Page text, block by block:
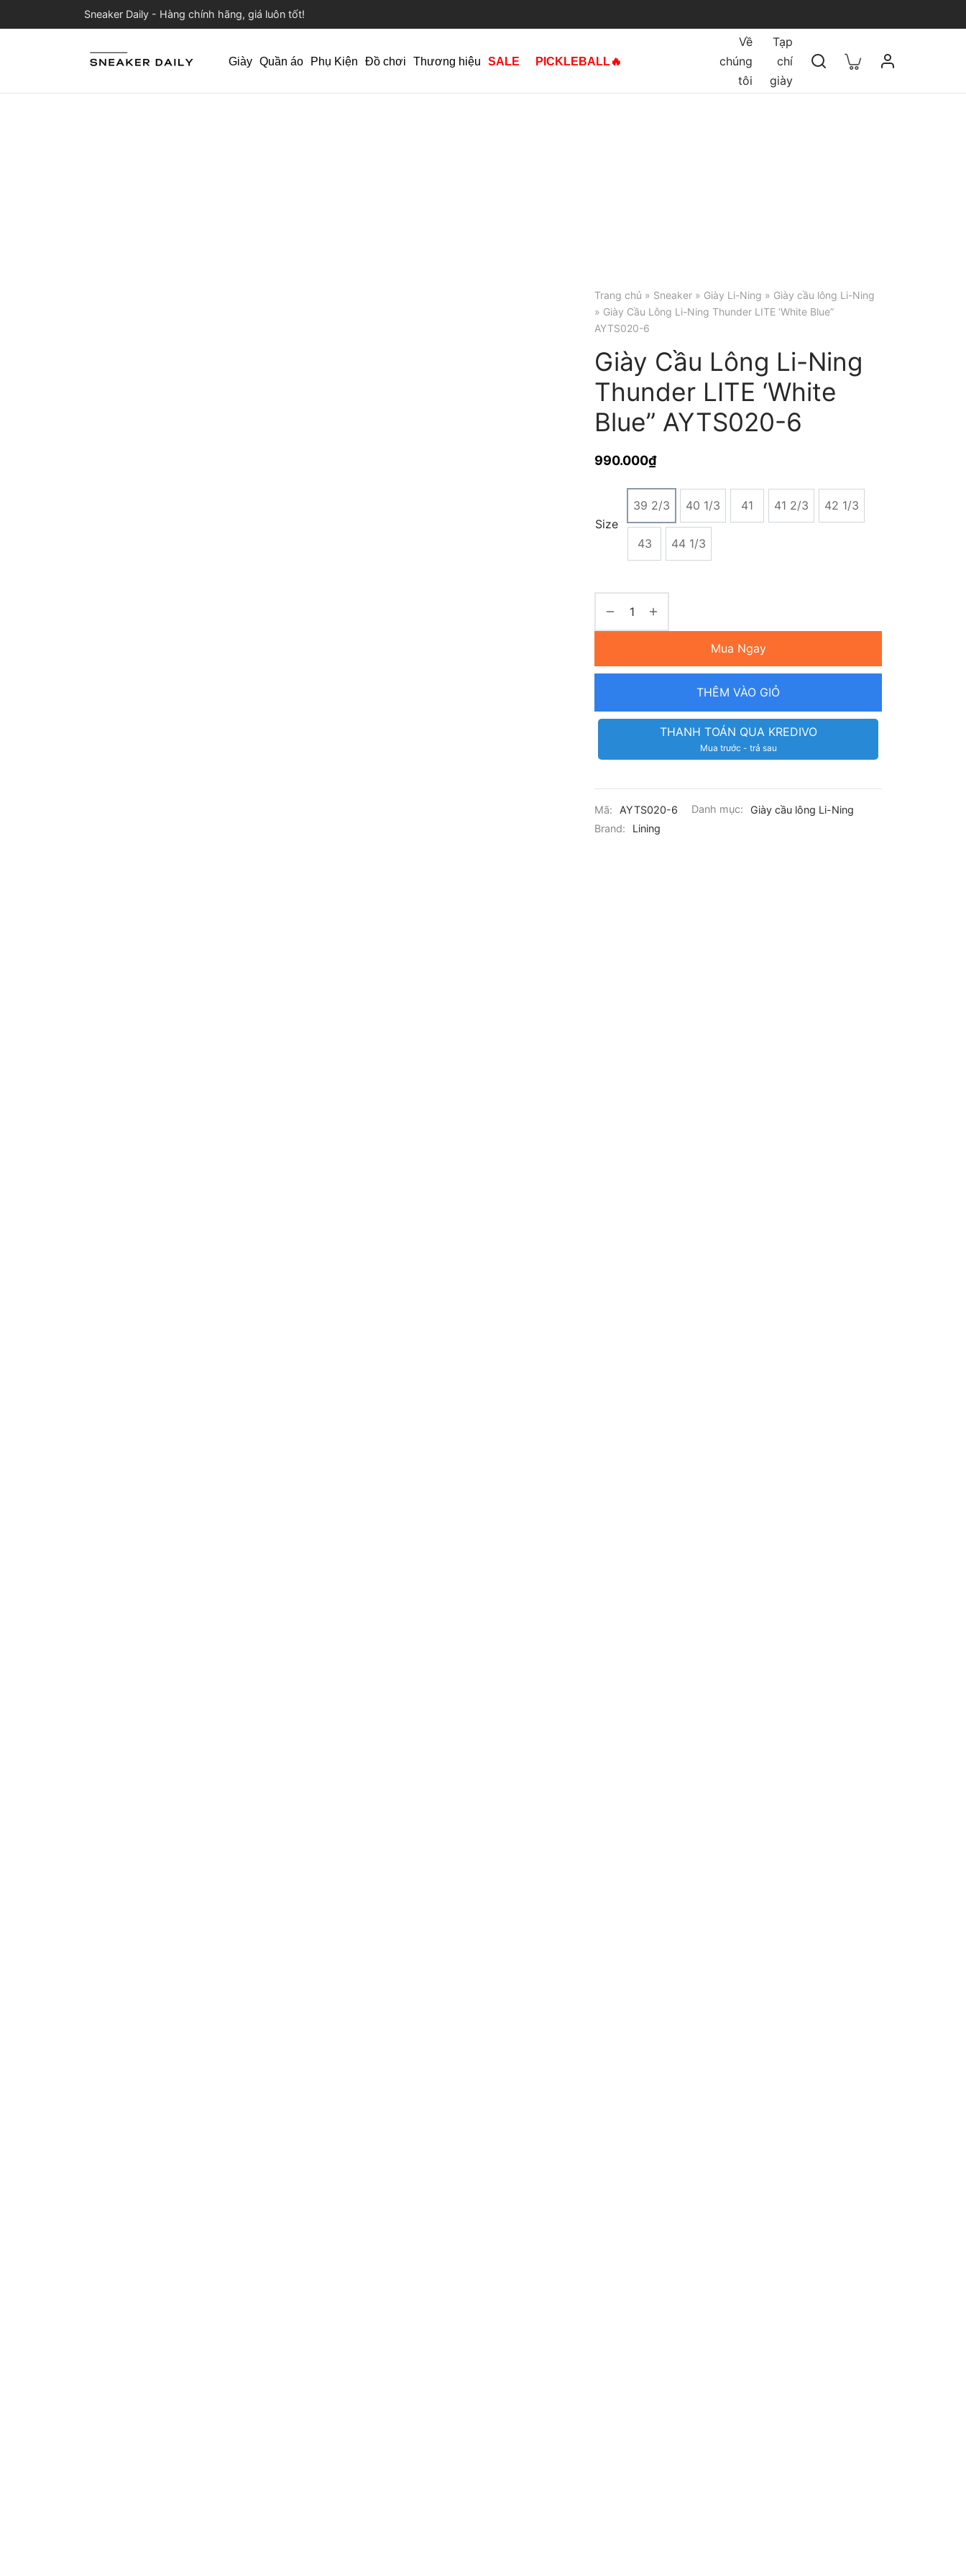
Sneaker Daily - Hàng chính hãng, giá luôn tốt!
Giày Quần áo Phụ Kiện Đồ chơi Thương hiệu SALE PICKLEBALL🔥
Về
chúng
tôi
Tạp
chí
giày
Trang chủ » Sneaker » Giày Li-Ning » Giày cầu lông Li-Ning
» Giày Cầu Lông Li-Ning Thunder LITE ‘White Blue”
AYTS020-6
Giày Cầu Lông Li-Ning
Thunder LITE ‘White
Blue” AYTS020-6
990.000₫
Size
39 2/3 40 1/3 41 41 2/3 42 1/3
43 44 1/3
Mua Ngay
THÊM VÀO GIỎ
THANH TOÁN QUA KREDIVO
Mua trước - trả sau
Mã: AYTS020-6 Danh mục:
Giày cầu lông Li-Ning
Brand:
Lining